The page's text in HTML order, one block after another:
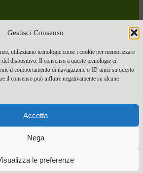
Gestisci Consenso
utilizziamo tecnologie come i cookie per memorizzare
dispositivo. Il consenso a queste tecnologie ci
il comportamento di navigazione o ID unici su questo
il consenso può influire negativamente su alcune
Accetta
Nega
le preferenze
2024